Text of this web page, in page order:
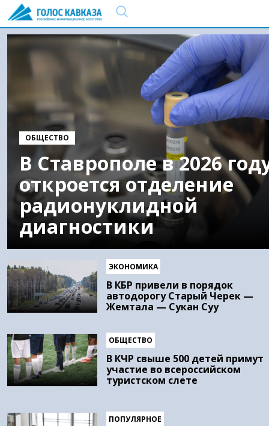
ОБЩЕСТВО
В Ставрополе в 2026
откроется отделение
радионуклидной
диагностики
ЭКОНОМИКА
В КБР привели в порядок
автодорогу Старый Черек —
Жемтала — Сукан Суу
ОБЩЕСТВО
В КЧР свыше 500 детей примут
участие во всероссийском
туристском слете
ПОПУЛЯРНОЕ